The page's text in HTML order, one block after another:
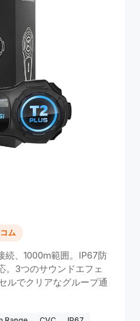
ム
続、1000m範囲。IP67防
。3つのサウンドエフェ
ルでクリアなグループ通